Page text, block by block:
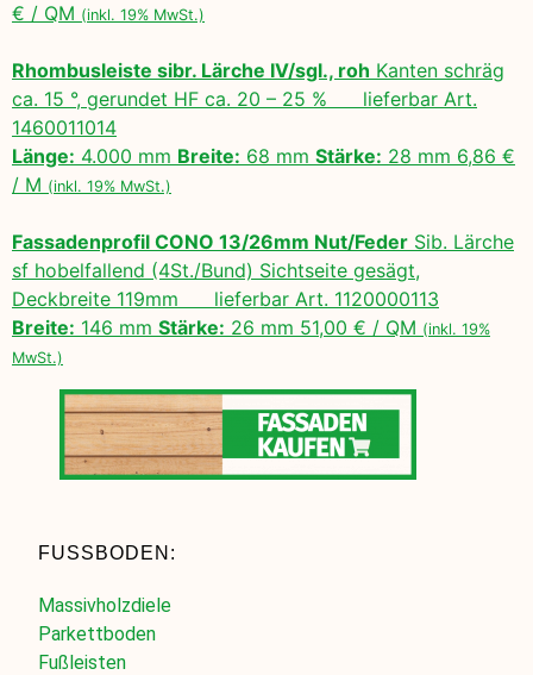
€ / QM (inkl. 19% MwSt.)
Rhombusleiste sibr. Lärche IV/sgl., roh Kanten schräg
ca. 15 °, gerundet HF ca. 20 – 25 % lieferbar Art.
1460011014
Länge: 4.000 mm Breite: 68 mm Stärke: 28 mm 6,86 €
/ M (inkl. 19% MwSt.)
Fassadenprofil CONO 13/26mm Nut/Feder Sib. Lärche
sf hobelfallend (4St./Bund) Sichtseite gesägt,
Deckbreite 119mm lieferbar Art. 1120000113
Breite: 146 mm Stärke: 26 mm 51,00 € / QM (inkl. 19%
MwSt.)
FUSSBODEN:
Massivholzdiele
Parkettboden
Fußleisten